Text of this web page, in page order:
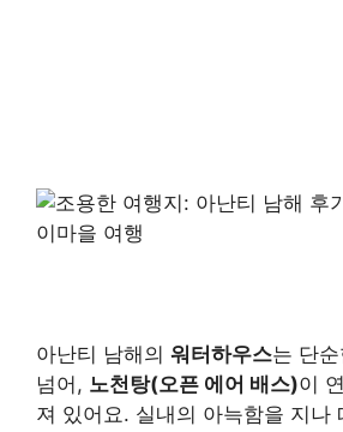
아난티 남해의 워터하우스는 단
넘어, 노천탕(오픈 에어 배스)이
져 있어요. 실내의 아늑함을 지나